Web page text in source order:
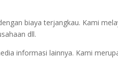
biaya terjangkau. Kami
dll.
informasi lainnya. Kami